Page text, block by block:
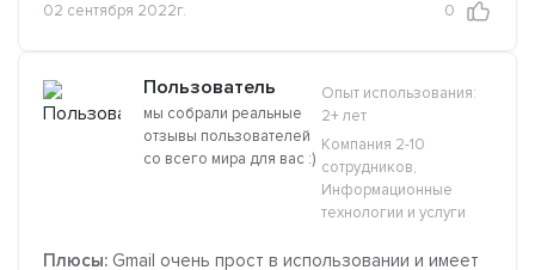
02 сентября 2022г. 0
Пользователь
мы собрали реальные
отзывы пользователей
со всего мира для вас :)
Опыт использования:
2+ лет
Компания 2-10
сотрудников,
Информационные
технологии и услуги
Плюсы: Gmail очень прост в использовании и имеет